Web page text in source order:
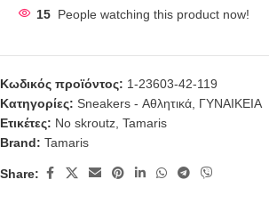
15 People watching this product now!
Κωδικός προϊόντος: 1-23603-42-119
Κατηγορίες: Sneakers - Αθλητικά ΓΥΝΑΙΚΕΙΑ
Ετικέτες: No skroutz Tamaris
Brand: Tamaris
Share: